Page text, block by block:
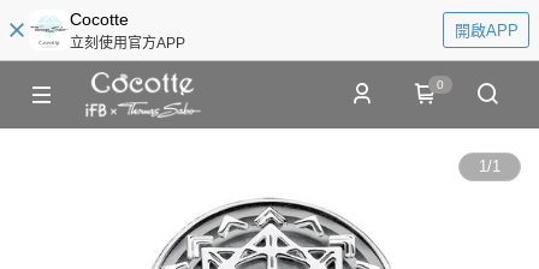
Cocotte
立刻使用官方APP
開啟APP
0
1/1